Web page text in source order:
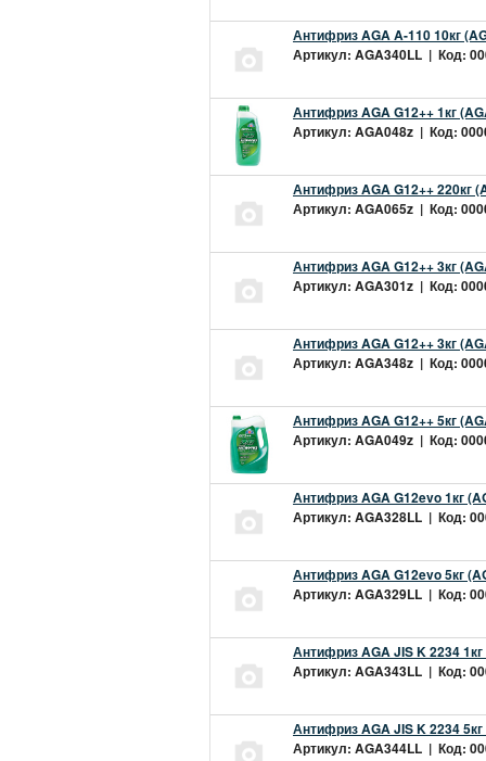
Антифриз AGA A-110 10кг
Артикул: AGA340LL | Код:
Антифриз AGA G12++ 1кг
Артикул: AGA048z | Код:
Антифриз AGA G12++ 220кг
Артикул: AGA065z | Код:
Антифриз AGA G12++ 3кг
Артикул: AGA301z | Код:
Антифриз AGA G12++ 3кг
Артикул: AGA348z | Код:
Антифриз AGA G12++ 5кг
Артикул: AGA049z | Код:
Антифриз AGA G12evo 1кг
Артикул: AGA328LL | Код:
Антифриз AGA G12evo 5кг
Артикул: AGA329LL | Код:
Антифриз AGA JIS K 2234
Артикул: AGA343LL | Код:
Антифриз AGA JIS K 2234
Артикул: AGA344LL | Код: